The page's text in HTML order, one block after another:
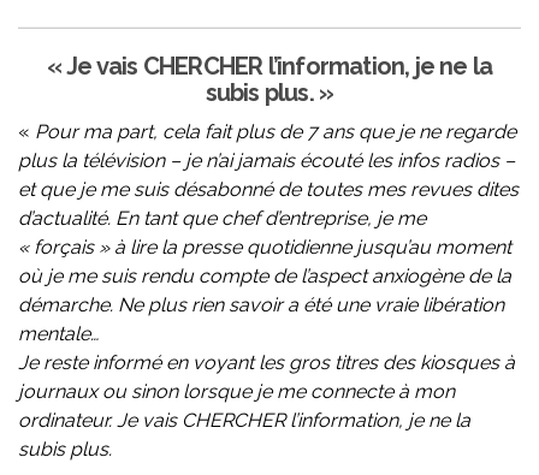
« Je vais CHERCHER l’information, je ne la
subis plus. »
« Pour ma part, cela fait plus de 7 ans que je ne regarde
plus la télévision – je n’ai jamais écouté les infos radios –
et que je me suis désabonné de toutes mes revues dites
d’actualité. En tant que chef d’entreprise, je me
« forçais » à lire la presse quotidienne jusqu’au moment
où je me suis rendu compte de l’aspect anxiogène de la
démarche. Ne plus rien savoir a été une vraie libération
mentale…
Je reste informé en voyant les gros titres des kiosques à
journaux ou sinon lorsque je me connecte à mon
ordinateur. Je vais CHERCHER l’information, je ne la
subis plus.